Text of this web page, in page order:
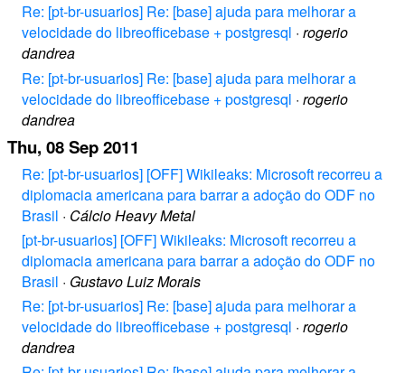
Re: [pt-br-usuarios] Re: [base] ajuda para melhorar a
velocidade do libreofficebase + postgresql · rogerio
dandrea
Re: [pt-br-usuarios] Re: [base] ajuda para melhorar a
velocidade do libreofficebase + postgresql · rogerio
dandrea
Thu, 08 Sep 2011
Re: [pt-br-usuarios] [OFF] Wikileaks: Microsoft recorreu a
diplomacia americana para barrar a adoção do ODF no
Brasil · Cálcio Heavy Metal
[pt-br-usuarios] [OFF] Wikileaks: Microsoft recorreu a
diplomacia americana para barrar a adoção do ODF no
Brasil · Gustavo Luiz Morais
Re: [pt-br-usuarios] Re: [base] ajuda para melhorar a
velocidade do libreofficebase + postgresql · rogerio
dandrea